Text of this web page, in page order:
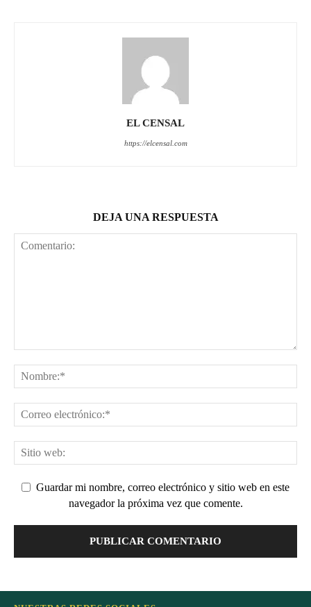
EL CENSAL
https://elcensal.com
DEJA UNA RESPUESTA
Guardar mi nombre, correo electrónico y sitio web en este
navegador la próxima vez que comente.